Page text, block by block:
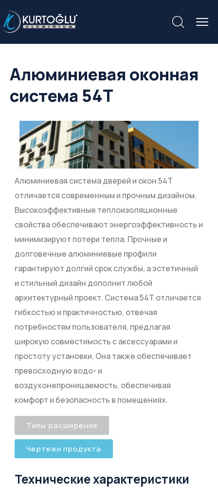
Алюминиевая оконная
система 54T
Алюминиевая система дверей и окон 54T
отличается современным и прочным дизайном.
Высокоэффективные теплоизоляционные
свойства обеспечивают энергоэффективность и
минимизируют потери тепла. Прочные и
долговечные алюминиевые профили
гарантируют долгий срок службы, а эстетичный
и стильный дизайн дополнит любой
архитектурный проект. Система 54T отличается
гибкостью и практичностью, отвечая
потребностям пользователя, предлагая
широкую совместимость с аксессуарами и
простоту установки. Она также обеспечивает
превосходную водо- и
воздухонепроницаемость, обеспечивая
комфорт и безопасность в помещениях.
Типы расширения
Чертежи продукта
Технические характеристики